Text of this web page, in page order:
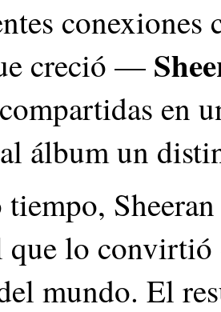
creció —
en
álbum un
que lo convirtió
mundo. El